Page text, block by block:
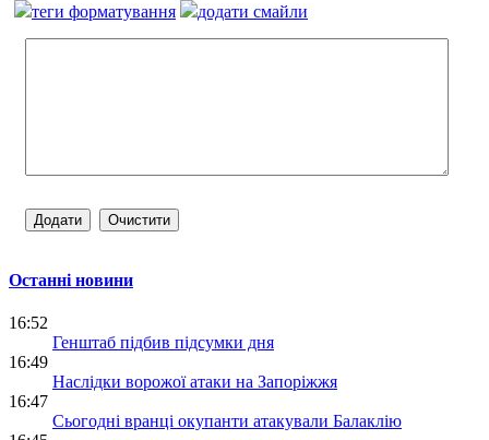
теги форматування додати смайли
Останні новини
16:52
Генштаб підбив підсумки дня
16:49
Наслідки ворожої атаки на Запоріжжя
16:47
Сьогодні вранці окупанти атакували Балаклію